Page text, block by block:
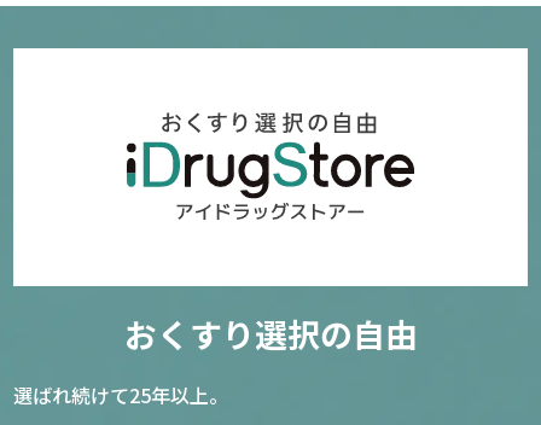
おくすり選択の自由
選ばれ続けて25年以上。